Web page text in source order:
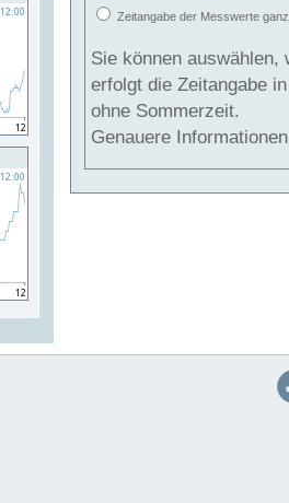
Zeitangabe der Messwerte
Sie können auswählen,
erfolgt die Zeitangabe
ohne Sommerzeit.
Genauere